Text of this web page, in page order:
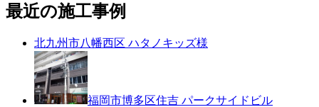
最近の施工事例
北九州市八幡西区 ハタノキッズ様
福岡市博多区住吉 パークサイドビル